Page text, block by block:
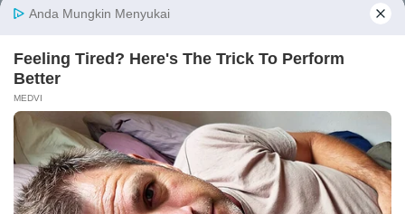
Email
Daftar
Tentang Katadata Advertising Karier
Pedoman Media Siber
Kebijakan Privasi
Disclaimer Hubungi Kami